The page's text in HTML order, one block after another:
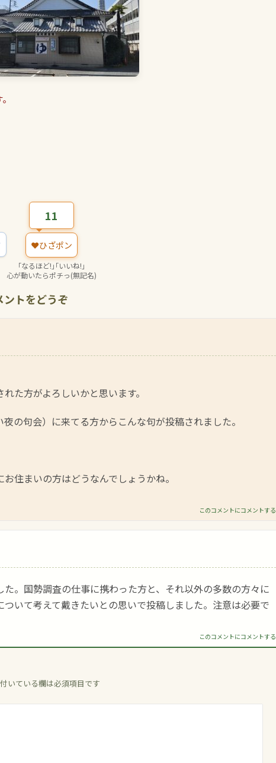
11
❤️ひざポン
｢なるほど!｣｢いいね!｣
心が動いたらポチっ(無記名)
ントをどうぞ
た方がよろしいかと思います。
の句会）に来てる方からこんな句が投稿されました。
住まいの方はどうなんでしょうかね。
このコメントにコメントする
。国勢調査の仕事に携わった方と、それ以外の多数の方々に
いて考えて戴きたいとの思いで投稿しました。注意は必要で
このコメントにコメントする
いている欄は必須項目です